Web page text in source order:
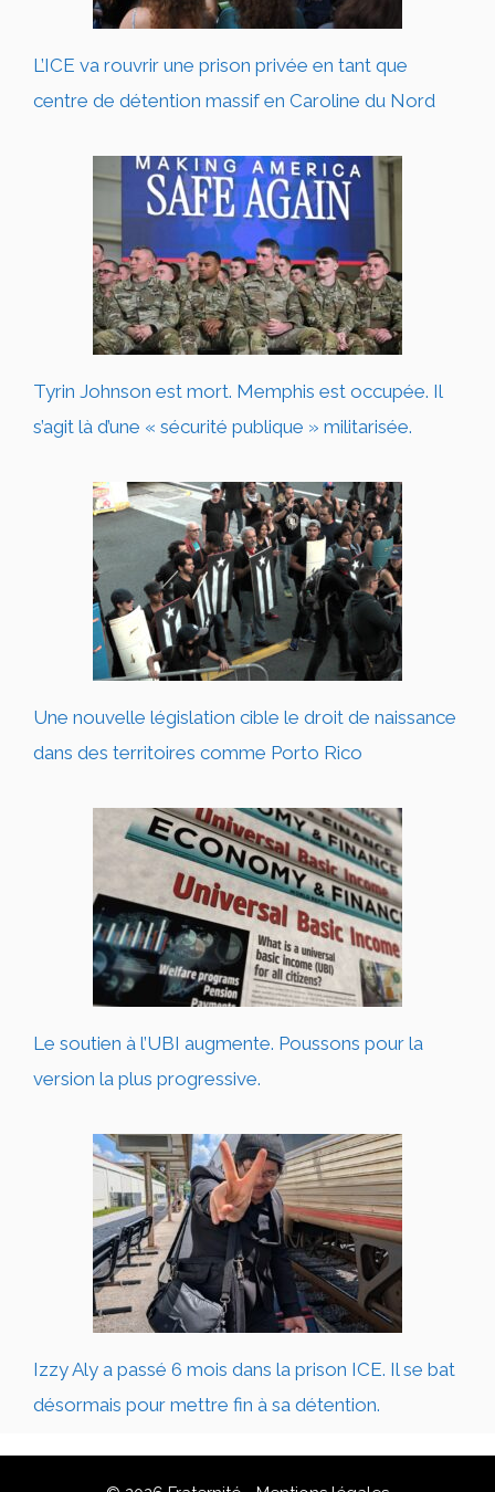
L’ICE va rouvrir une prison privée en tant que
centre de détention massif en Caroline du Nord
Tyrin Johnson est mort. Memphis est occupée. Il
s’agit là d’une « sécurité publique » militarisée.
Une nouvelle législation cible le droit de naissance
dans des territoires comme Porto Rico
Le soutien à l’UBI augmente. Poussons pour la
version la plus progressive.
Izzy Aly a passé 6 mois dans la prison ICE. Il se bat
désormais pour mettre fin à sa détention.